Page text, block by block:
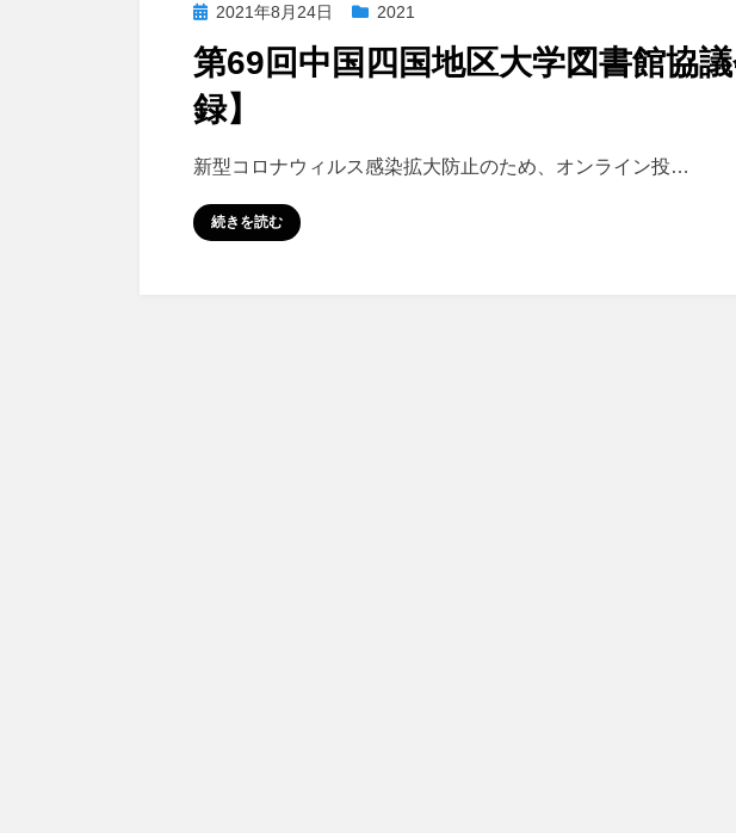
投
日:
2021年8月24日 2021
第69回中国四国地区大学図書館協
録】
投稿者 図書館広島大学
新型コロナウィルス感染拡大防止のため、オンライン投…
続きを読む